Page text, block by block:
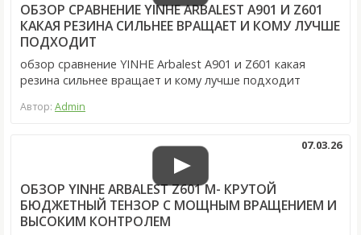
ОБЗОР СРАВНЕНИЕ YINHE ARBALEST A901 И Z601
КАКАЯ РЕЗИНА СИЛЬНЕЕ ВРАЩАЕТ И КОМУ ЛУЧШЕ
ПОДХОДИТ
обзор сравнение YINHE Arbalest A901 и Z601 какая
резина сильнее вращает и кому лучше подходит
Автор: Admin
ОБЗОР YINHE ARBALEST Z601 M- КРУТОЙ
БЮДЖЕТНЫЙ ТЕНЗОР С МОЩНЫМ ВРАЩЕНИЕМ И
ВЫСОКИМ КОНТРОЛЕМ
07.03.26